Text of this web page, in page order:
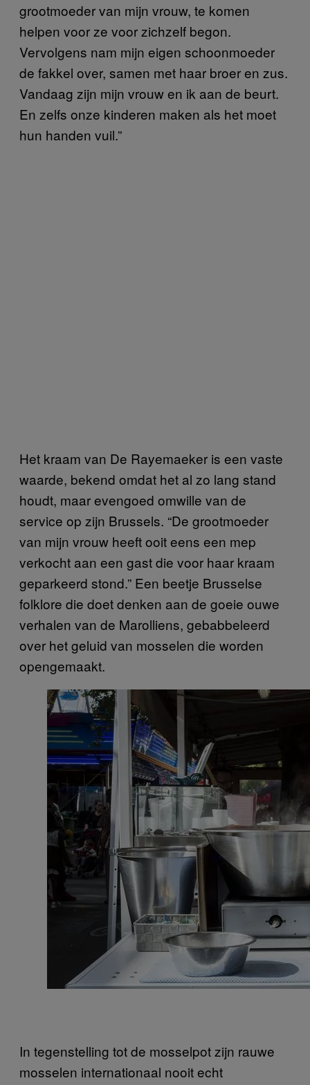
grootmoeder van mijn vrouw, te komen
helpen voor ze voor zichzelf begon.
Vervolgens nam mijn eigen schoonmoeder
de fakkel over, samen met haar broer en zus.
Vandaag zijn mijn vrouw en ik aan de beurt.
En zelfs onze kinderen maken als het moet
hun handen vuil.”
Het kraam van De Rayemaeker is een vaste
waarde, bekend omdat het al zo lang stand
houdt, maar evengoed omwille van de
service op zijn Brussels. “De grootmoeder
van mijn vrouw heeft ooit eens een mep
verkocht aan een gast die voor haar kraam
geparkeerd stond.” Een beetje Brusselse
folklore die doet denken aan de goeie ouwe
verhalen van de Marolliens, gebabbeleerd
over het geluid van mosselen die worden
opengemaakt.
In tegenstelling tot de mosselpot zijn rauwe
mosselen internationaal nooit echt